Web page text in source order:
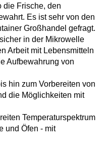
die Frische, den
Es ist sehr von den
Großhandel gefragt.
in der Mikrowelle
Arbeit mit Lebensmitteln
Aufbewahrung von
hin zum Vorbereiten von
die Möglichkeiten mit
Temperaturspektrum
und Öfen - mit